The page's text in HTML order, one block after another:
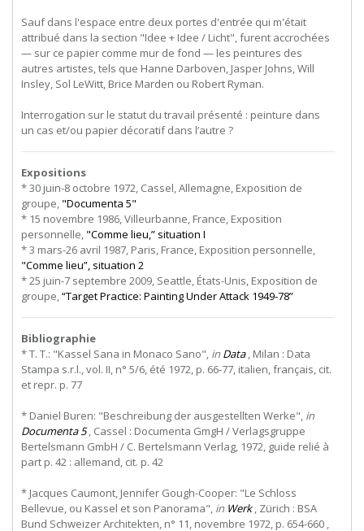
Sauf dans l'espace entre deux portes d'entrée qui m'était
attribué dans la section "Idee + Idee / Licht", furent accrochées
— sur ce papier comme mur de fond — les peintures des
autres artistes, tels que Hanne Darboven, Jasper Johns, Will
Insley, Sol LeWitt, Brice Marden ou Robert Ryman.
Interrogation sur le statut du travail présenté : peinture dans
un cas et/ou papier décoratif dans l’autre ?
Expositions
* 30 juin-8 octobre 1972, Cassel, Allemagne, Exposition de
groupe, "Documenta 5"
* 15 novembre 1986, Villeurbanne, France, Exposition
personnelle, "Comme lieu,” situation I
* 3 mars-26 avril 1987, Paris, France, Exposition personnelle,
"Comme lieu”, situation 2
* 25 juin-7 septembre 2009, Seattle, États-Unis, Exposition de
groupe,“Target Practice: Painting Under Attack 1949-78”
Bibliographie
* T. T.: "Kassel Sana in Monaco Sano", in Data, Milan : Data
Stampa s.r.l., vol. II, n° 5/6, été 1972, p. 66-77, italien, français, cit.
et repr. p. 77
* Daniel Buren: "Beschreibung der ausgestellten Werke", in
Documenta 5, Cassel : Documenta GmgH / Verlagsgruppe
Bertelsmann GmbH / C. Bertelsmann Verlag, 1972, guide relié à
part p. 42 : allemand, cit. p. 42
* Jacques Caumont, Jennifer Gough-Cooper: "Le Schloss
Bellevue, ou Kassel et son Panorama", in Werk, Zürich : BSA
Bund Schweizer Architekten, n° 11, novembre 1972, p. 654-660 ,